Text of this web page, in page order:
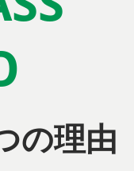
の理由